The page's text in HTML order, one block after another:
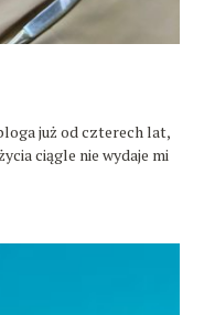
już od czterech lat,
ciągle nie wydaje mi